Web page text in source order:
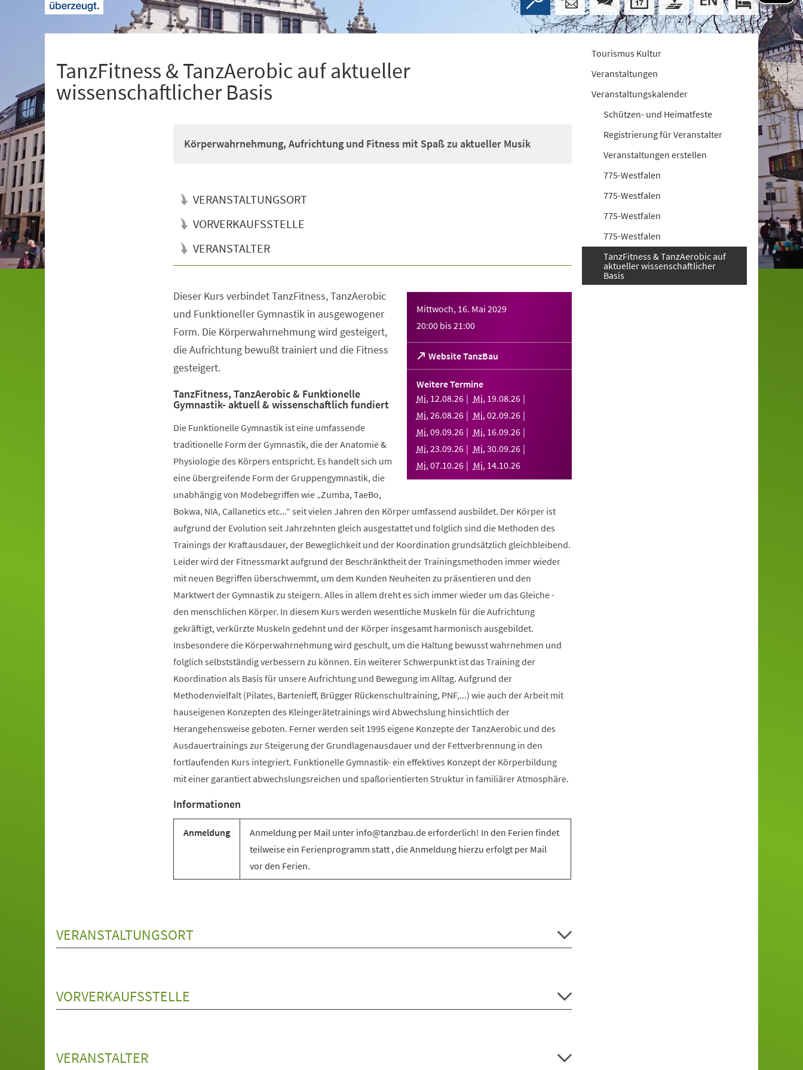
TanzFitness & TanzAerobic auf aktueller
wissenschaftlicher Basis
Körperwahrnehmung, Aufrichtung und Fitness mit Spaß zu aktueller Musik
VERANSTALTUNGSORT
VORVERKAUFSSTELLE
VERANSTALTER
Mittwoch, 16. Mai 2029
20:00 bis21:00
Website TanzBau
(Öffnet
in
einem
neuen
Tab)
Weitere Termine
Mi, 12.08.26 Mi, 19.08.26
Mi,26.08.26 Mi,02.09.26
Mi,09.09.26 Mi, 16.09.26
Mi,23.09.26 Mi,30.09.26
Mi,07.10.26 Mi, 14.10.26
Dieser Kurs verbindet TanzFitness, TanzAerobic
und Funktioneller Gymnastik in ausgewogener
Form. Die Körperwahrnehmung wird gesteigert,
die Aufrichtung bewußt trainiert und die Fitness
gesteigert.
TanzFitness, TanzAerobic & Funktionelle
Gymnastik- aktuell & wissenschaftlich fundiert
Die Funktionelle Gymnastik ist eine umfassende
traditionelle Form der Gymnastik, die der Anatomie &
Physiologie des Körpers entspricht. Es handelt sich um
eine übergreifende Form der Gruppengymnastik, die
unabhängig von Modebegriffen wie „Zumba, TaeBo,
Bokwa, NIA, Callanetics etc...“ seit vielen Jahren den Körper umfassend ausbildet. Der Körper ist
aufgrund der Evolution seit Jahrzehnten gleich ausgestattet und folglich sind die Methoden des
Trainings der Kraftausdauer, der Beweglichkeit und der Koordination grundsätzlich gleichbleibend.
Leider wird der Fitnessmarkt aufgrund der Beschränktheit der Trainingsmethoden immer wieder
mit neuen Begriffen überschwemmt, um dem Kunden Neuheiten zu präsentieren und den
Marktwert der Gymnastik zu steigern. Alles in allem dreht es sich immer wieder um das Gleiche -
den menschlichen Körper. In diesem Kurs werden wesentliche Muskeln für die Aufrichtung
gekräftigt, verkürzte Muskeln gedehnt und der Körper insgesamt harmonisch ausgebildet.
Insbesondere die Körperwahrnehmung wird geschult, um die Haltung bewusst wahrnehmen und
folglich selbstständig verbessern zu können. Ein weiterer Schwerpunkt ist das Training der
Koordination als Basis für unsere Aufrichtung und Bewegung im Alltag. Aufgrund der
Methodenvielfalt (Pilates, Bartenieff, Brügger Rückenschultraining, PNF,...) wie auch der Arbeit mit
hauseigenen Konzepten des Kleingerätetrainings wird Abwechslung hinsichtlich der
Herangehensweise geboten. Ferner werden seit 1995 eigene Konzepte der TanzAerobic und des
Ausdauertrainings zur Steigerung der Grundlagenausdauer und der Fettverbrennung in den
fortlaufenden Kurs integriert. Funktionelle Gymnastik- ein effektives Konzept der Körperbildung
mit einer garantiert abwechslungsreichen und spaßorientierten Struktur in familiärer Atmosphäre.
Informationen
Anmeldung
Anmeldung per Mail unter info@tanzbau.de erforderlich! In den Ferien findet
teilweise ein Ferienprogramm statt , die Anmeldung hierzu erfolgt per Mail
vor den Ferien.
VERANSTALTUNGSORT
VORVERKAUFSSTELLE
VERANSTALTER
Tourismus Kultur
Veranstaltungen
Veranstaltungskalender
Schützen- und Heimatfeste
Registrierung für Veranstalter
Veranstaltungen erstellen
775-Westfalen
775-Westfalen
775-Westfalen
775-Westfalen
TanzFitness & TanzAerobic auf
aktueller wissenschaftlicher
Basis